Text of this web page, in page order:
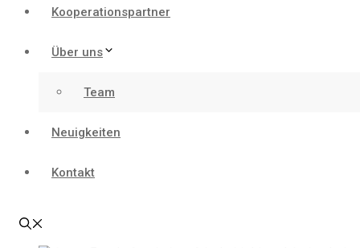
Kooperationspartner
Über uns
Team
Neuigkeiten
Kontakt